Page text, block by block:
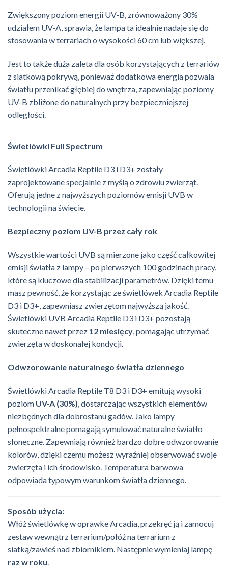
Zwiększony poziom energii UV-B, zrównoważony 30%
udziałem UV-A, sprawia, że lampa ta idealnie nadaje się do
stosowania w terrariach o wysokości 60 cm lub większej.
Jest to także duża zaleta dla osób korzystających z terrariów
z siatkową pokrywą, ponieważ dodatkowa energia pozwala
światłu przenikać głębiej do wnętrza, zapewniając poziomy
UV-B zbliżone do naturalnych przy bezpieczniejszej
odległości.
Świetlówki Full Spectrum
ŚwietlówkiArcadia Reptile D3 i D3+ zostały
zaprojektowane specjalnie z myślą o zdrowiu zwierząt.
Oferują jedne z najwyższych poziomów emisji UVB w
technologii na świecie.
Bezpieczny poziom UV-B przez cały rok
Wszystkie wartości UVB są mierzone jako część całkowitej
emisji światła z lampy – po pierwszych 100 godzinach pracy,
które są kluczowe dla stabilizacji parametrów. Dzięki temu
masz pewność, że korzystając ze świetlówek Arcadia Reptile
D3 i D3+, zapewniasz zwierzętom najwyższą jakość.
Świetlówki UVB Arcadia Reptile D3 i D3+ pozostają
skuteczne nawet przez 12 miesięcy, pomagając utrzymać
zwierzęta w doskonałej kondycji.
Odwzorowanie naturalnego światła dziennego
Świetlówki Arcadia Reptile T8 D3 i D3+ emitują wysoki
poziom UV-A (30%) , dostarczając wszystkich elementów
niezbędnych dla dobrostanu gadów. Jako lampy
pełnospektralne pomagają symulować naturalne światło
słoneczne. Zapewniają również bardzo dobre odwzorowanie
kolorów, dzięki czemu możesz wyraźniej obserwować swoje
zwierzęta i ich środowisko. Temperatura barwowa
odpowiada typowym warunkom światła dziennego.
Sposób użycia:
Włóż świetlówkę w oprawkeArcadia, przekręć ją i zamocuj
zestaw wewnątrz terrarium/połóż na terrarium z
siatką/zawieś nad zbiornikiem. Następnie wymieniaj lampę
raz w roku.